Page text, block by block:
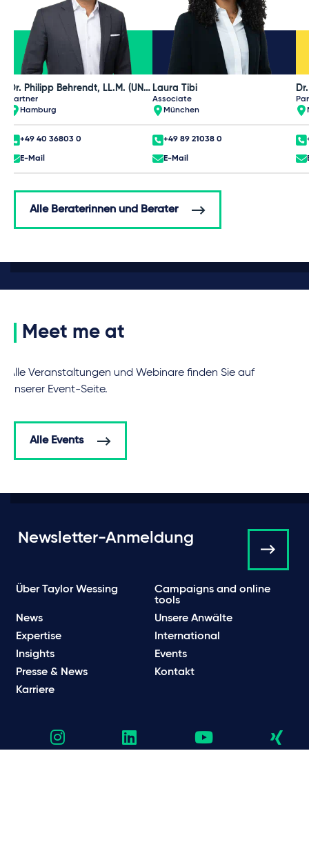
Dr. Philipp Behrendt, LL.M. (UNSW)
Partner
Hamburg
+49 40 36803 0
E-Mail
Laura Tibi
Associate
München
+49 89 21038 0
E-Mail
Alle Beraterinnen und Berater
Meet me at
Alle Veranstaltungen und Webinare finden Sie auf
unserer Event-Seite.
Alle Events
Newsletter-Anmeldung
Über Taylor Wessing
Campaigns and online
tools
News
Unsere Anwälte
Expertise
International
Insights
Events
Presse & News
Kontakt
Karriere